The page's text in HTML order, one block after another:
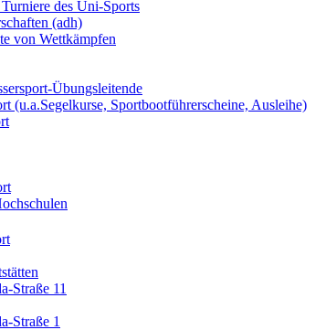
des Uni-Sports
(adh)
von Wettkämpfen
Übungsleitende
(u.a.Segelkurse, Sportbootführerscheine, Ausleihe)
Straße 11
Straße 1